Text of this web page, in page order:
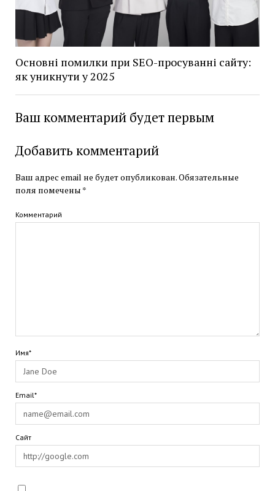
Основні помилки при SEO-просуванні сайту:
як уникнути у 2025
Ваш комментарий будет первым
Добавить комментарий
Ваш адрес email не будет опубликован.Обязательные
поля помечены *
Комментарий
Имя*
Email*
Сайт